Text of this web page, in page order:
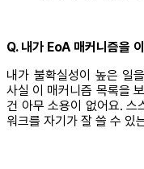
Q. 내가 EoA 매커니즘을
내가 불확실성이 높은 일
사실 이 매커니즘 목록을
건 아무 소용이 없어요. 스
워크를 자기가 잘 쓸 수 있